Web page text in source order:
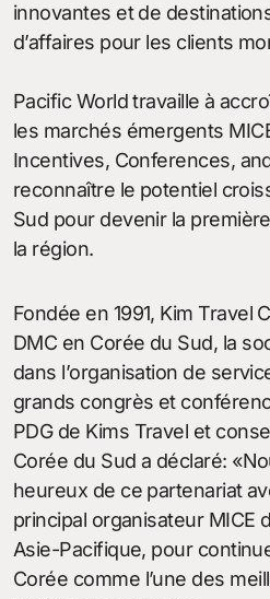
innovantes et de
d’affaires pour les clients
Pacific World travaille à
les marchés émergents
Incentives, Conferences,
reconnaître le potentiel
Sud pour devenir la
la région.
Fondée en 1991, Kim Travel
DMC en Corée du Sud, la
dans l’organisation de
grands congrès et
PDG de Kims Travel et
Corée du Sud a déclaré:
heureux de ce partenariat
principal organisateur MICE
Asie-Pacifique, pour
Corée comme l’une des